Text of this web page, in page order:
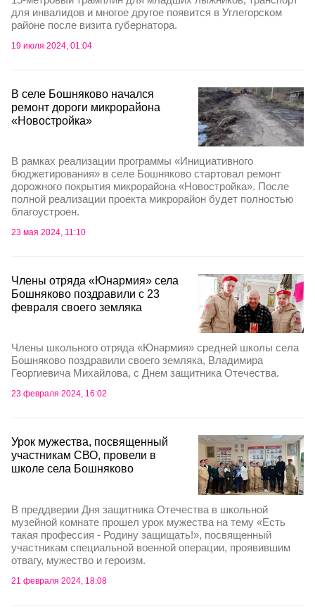
для инвалидов и многое другое появится в Углегорском
районе после визита губернатора.
19 июля 2024, 01:04
В селе Бошняково начался
ремонт дороги микрорайона
«Новостройка»
В рамках реализации программы «Инициативного
бюджетирования» в селе Бошняково стартовал ремонт
дорожного покрытия микрорайона «Новостройка». После
полной реализации проекта микрорайон будет полностью
благоустроен.
23 мая 2024, 11:10
Члены отряда «Юнармия» села
Бошняково поздравили с 23
февраля своего земляка
Члены школьного отряда «Юнармия» средней школы села
Бошняково поздравили своего земляка, Владимира
Георгиевича Михайлова, с Днем защитника Отечества.
23 февраля 2024, 16:02
Урок мужества, посвященный
участникам СВО, провели в
школе села Бошняково
В преддверии Дня защитника Отечества в школьной
музейной комнате прошел урок мужества на тему «Есть
такая профессия - Родину защищать!», посвященный
участникам специальной военной операции, проявившим
отвагу, мужество и героизм.
21 февраля 2024, 18:08